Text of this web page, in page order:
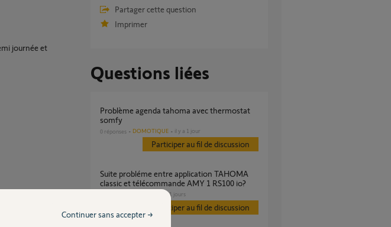
journée et
Partager cette question
Imprimer
Questions liées
Problème agenda tahoma avec thermostat
somfy
0 réponses DOMOTIQUE il y a 1 jour
Participer au fil de discussion
Suite probléme entre application TAHOMA
classic et télécommande AMY 1 RS100 io?
il y a 11 jours
Participer au fil de discussion
Continuer sans accepter →